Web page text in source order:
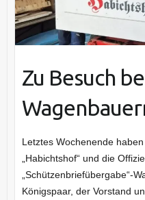
Zu Besuch
Letztes Wochenende
„Habichtshof“ und die
„Schützenbriefübergabe“-
Königspaar, der Vorstand